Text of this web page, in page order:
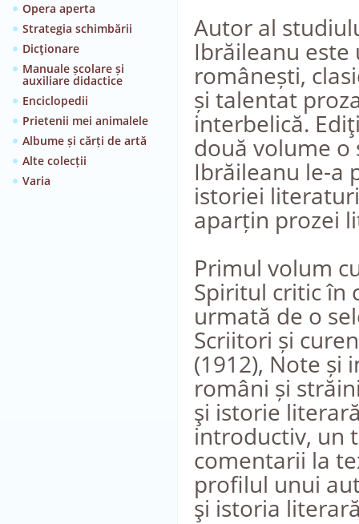
Opera aperta
Strategia schimbării
Dicţionare
Manuale școlare și
auxiliare didactice
Enciclopedii
Prietenii mei animalele
Albume și cărți de artă
Alte colecții
Varia
Autor al
Ibrăileanu
românești,
și talentat
interbelică.
două volume o
Ibrăileanu le-a
istoriei
aparțin prozei
Primul volum
Spiritul critic în
urmată de o
Scriitori și
(1912), Note și
români și
şi istorie
introductiv, un
comentarii la
profilul unui
şi istoria